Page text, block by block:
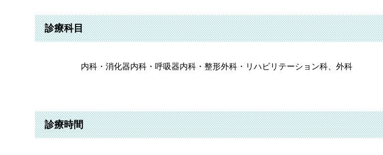
診療科目
内科・消化器内科・呼吸器内科・整形外科・リハビリテーション科、外科
診療時間